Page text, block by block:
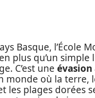
Basque, l’École
plus qu’un simple
C’est une évasion
monde où la terre,
les plages dorées